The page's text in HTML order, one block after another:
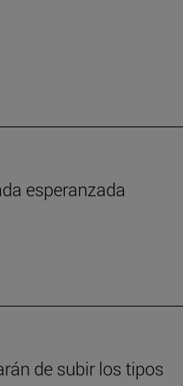
esperanzada
de subir los tipos